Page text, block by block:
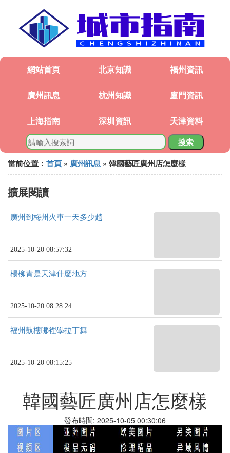
網站首頁 北京知識 福州資訊
廣州訊息 杭州知識 廈門資訊
上海指南 深圳資訊 天津資料
搜索
當前位置： 首頁 » 廣州訊息 » 韓國藝匠廣州店怎麼樣
擴展閱讀
廣州到梅州火車一天多少趟
2025-10-20 08:57:32
楊柳青是天津什麼地方
2025-10-20 08:28:24
福州鼓樓哪裡學拉丁舞
2025-10-20 08:15:25
韓國藝匠廣州店怎麼樣
發布時間: 2025-10-05 00:30:06